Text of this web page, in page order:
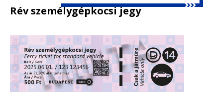
Rév személygépkocsi jegy